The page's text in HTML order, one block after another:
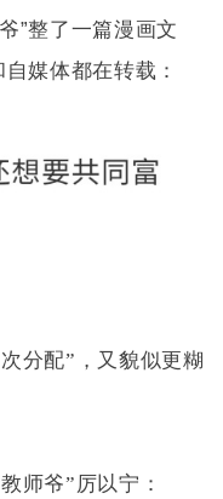
”整了一篇漫画文
自媒体都在转载：
分配”，又貌似更糊
师爷”厉以宁：